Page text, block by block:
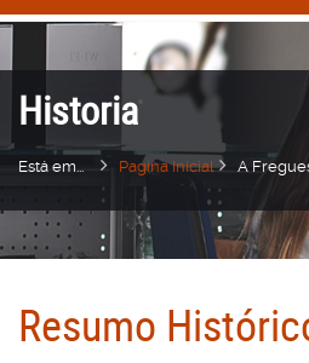
Historia
Está em... Pagina Inicial A
Resumo